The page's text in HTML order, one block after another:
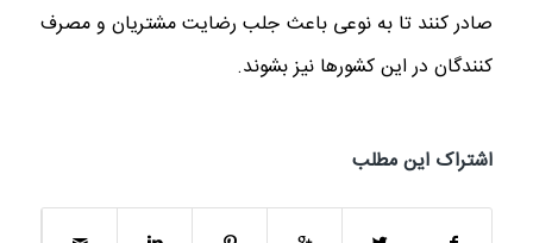
صادر کنند تا به نوعی باعث جلب رضایت مشتریان و مصرف
کنندگان در این کشورها نیز بشوند.
اشتراک این مطلب